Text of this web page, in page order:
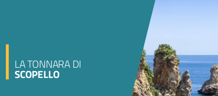
LA TONNARA DI
SCOPELLO